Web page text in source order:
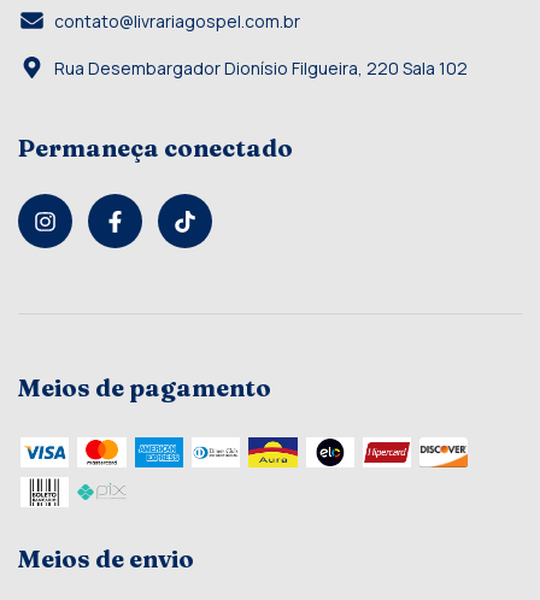
contato@livrariagospel.com.br
Rua Desembargador Dionísio Filgueira, 220 Sala 102
Permaneça conectado
Meios de pagamento
Meios de envio